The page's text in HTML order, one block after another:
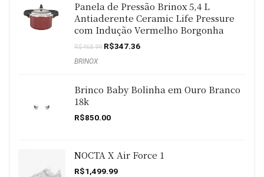
Panela de Pressão Brinox 5,4 L
Antiaderente Ceramic Life Pressure
com Indução Vermelho Borgonha
R$468.99 O
R$347.36O
BRINOX
Brinco Baby Bolinha em Ouro Branco
18k
R$850.00
NOCTA X Air Force 1
R$1,499.99